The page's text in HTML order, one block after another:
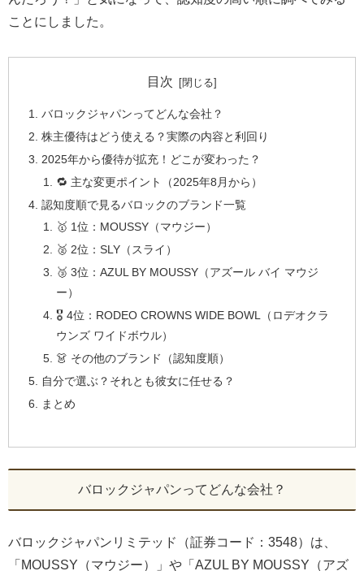
ことにしました。
目次
バロックジャパンってどんな会社？
株主優待はどう使える？実際の内容と利回り
2025年から優待が拡充！どこが変わった？
🔁 主な変更ポイント（2025年8月から）
認知度順で見るバロックのブランド一覧
🥇 1位：MOUSSY（マウジー）
🥈 2位：SLY（スライ）
🥉 3位：AZUL BY MOUSSY（アズール バイ マウジ
ー）
🎖️ 4位：RODEO CROWNS WIDE BOWL（ロデオクラ
ウンズ ワイドボウル）
👗 その他のブランド（認知度順）
自分で選ぶ？それとも彼女に任せる？
まとめ
バロックジャパンってどんな会社？
バロックジャパンリミテッド（証券コード：3548）は、
「MOUSSY（マウジー）」や「AZUL BY MOUSSY（アズ